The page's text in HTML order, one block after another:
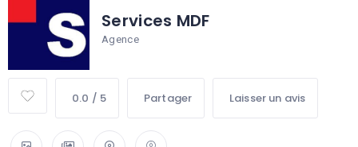
Services MDF
Agence
0.0 / 5 Partager Laisser un avis